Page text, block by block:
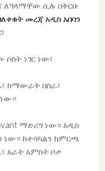
ለዓላማቸው ሲሉ በቅርቡ
መረጃ አዲስ አበባን
፤
ነገር ነው፣
ከማውራት በስራ፣
ማድረግ ነው። አዲስ
ነው። ከተሳካልን ከምርጫ
አራት አምስት ቦታ